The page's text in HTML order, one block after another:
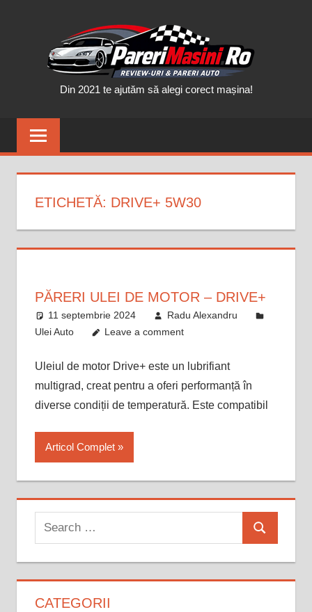
Din 2021 te ajutăm să alegi corect mașina!
ETICHETĂ: DRIVE+ 5W30
PĂRERI ULEI DE MOTOR – DRIVE+
11 septembrie 2024
Radu Alexandru
Ulei Auto
Leave a comment
Uleiul de motor Drive+ este un lubrifiant
multigrad, creat pentru a oferi performanță în
diverse condiții de temperatură. Este compatibil
Articol Complet
Search
for:
Search
CATEGORII